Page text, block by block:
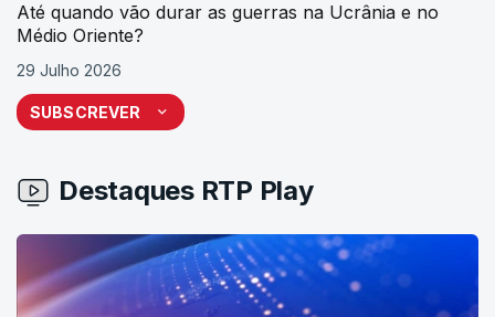
Até quando vão durar as guerras na Ucrânia e no
Médio Oriente?
29 Julho 2026
SUBSCREVER
Destaques RTP Play